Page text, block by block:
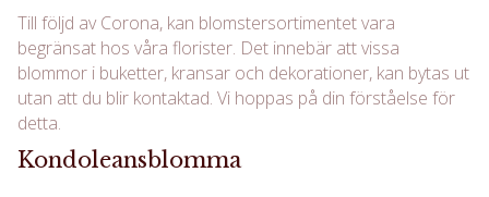
Till följd av Corona, kan blomstersortimentet vara
begränsat hos våra florister. Det innebär att vissa
blommor i buketter, kransar och dekorationer, kan bytas ut
utan att du blir kontaktad. Vi hoppas på din förståelse för
detta.
Kondoleansblomma